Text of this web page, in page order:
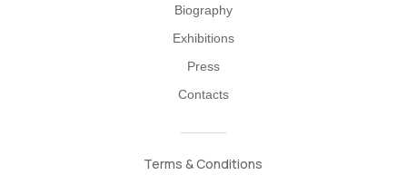
Biography
Exhibitions
Press
Contacts
Terms & Conditions